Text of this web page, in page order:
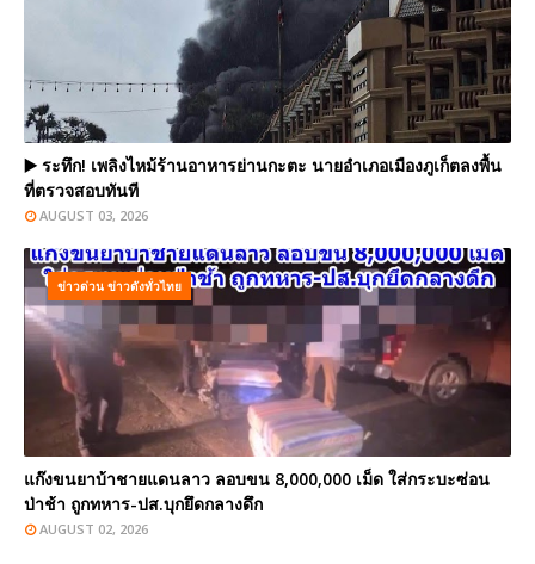
▶️ ระทึก! เพลิงไหม้ร้านอาหารย่านกะตะ นายอำเภอเมืองภูเก็ตลงพื้น
ที่ตรวจสอบทันที
AUGUST 03, 2026
ข่าวด่วน ข่าวดังทั่วไทย
แก๊งขนยาบ้าชายแดนลาว ลอบขน 8,000,000 เม็ด ใส่กระบะซ่อน
ป่าช้า ถูกทหาร-ปส.บุกยึดกลางดึก
AUGUST 02, 2026